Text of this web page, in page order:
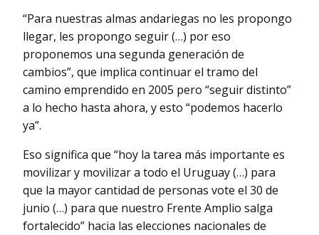
“Para nuestras almas andariegas no les propongo
llegar, les propongo seguir (…) por eso
proponemos una segunda generación de
cambios”, que implica continuar el tramo del
camino emprendido en 2005 pero “seguir distinto”
a lo hecho hasta ahora, y esto “podemos hacerlo
ya”.
Eso significa que “hoy la tarea más importante es
movilizar y movilizar a todo el Uruguay (…) para
que la mayor cantidad de personas vote el 30 de
junio (…) para que nuestro Frente Amplio salga
fortalecido” hacia las elecciones nacionales de